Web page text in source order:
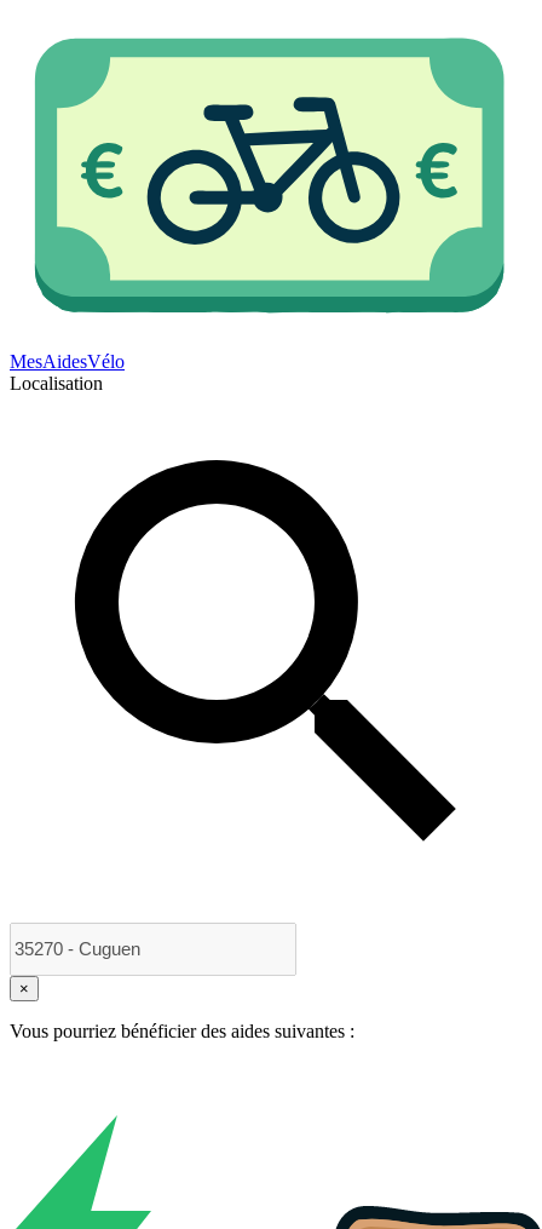
MesAidesVélo
Localisation
×
Vous pourriez bénéficier des aides suivantes :